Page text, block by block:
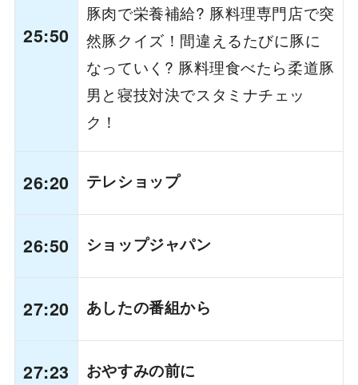
25:50
豚肉で栄養補給? 豚料理専門店で突
然豚クイズ！間違えるたびに豚に
なっていく? 豚料理食べたら柔道豚
男と寝技対決でスタミナチェッ
ク！
26:20 テレショップ
26:50 ショップジャパン
27:20 あしたの番組から
27:23 おやすみの前に